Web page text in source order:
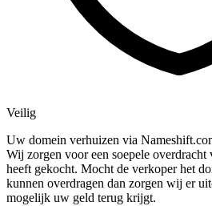
Veilig
Uw domein verhuizen via
Wij zorgen voor een soepele overdracht
heeft gekocht. Mocht de verkoper het
kunnen overdragen dan zorgen wij er
mogelijk uw geld terug krijgt.